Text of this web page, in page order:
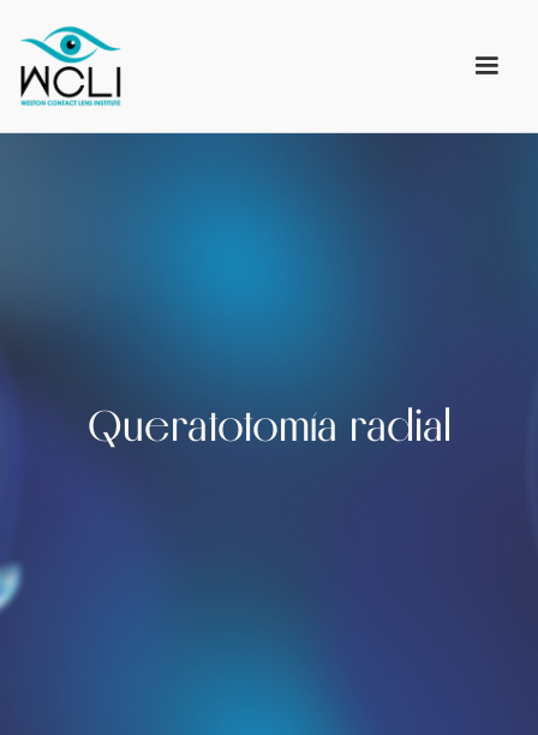
Queratotomía radial